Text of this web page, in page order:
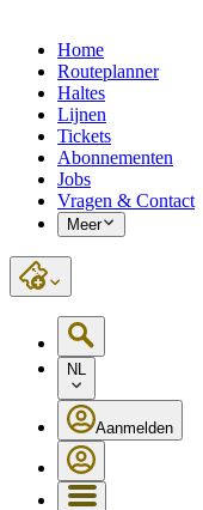
Home
Routeplanner
Haltes
Lijnen
Tickets
Abonnementen
Jobs
Vragen & Contact
Meer
NL
Aanmelden